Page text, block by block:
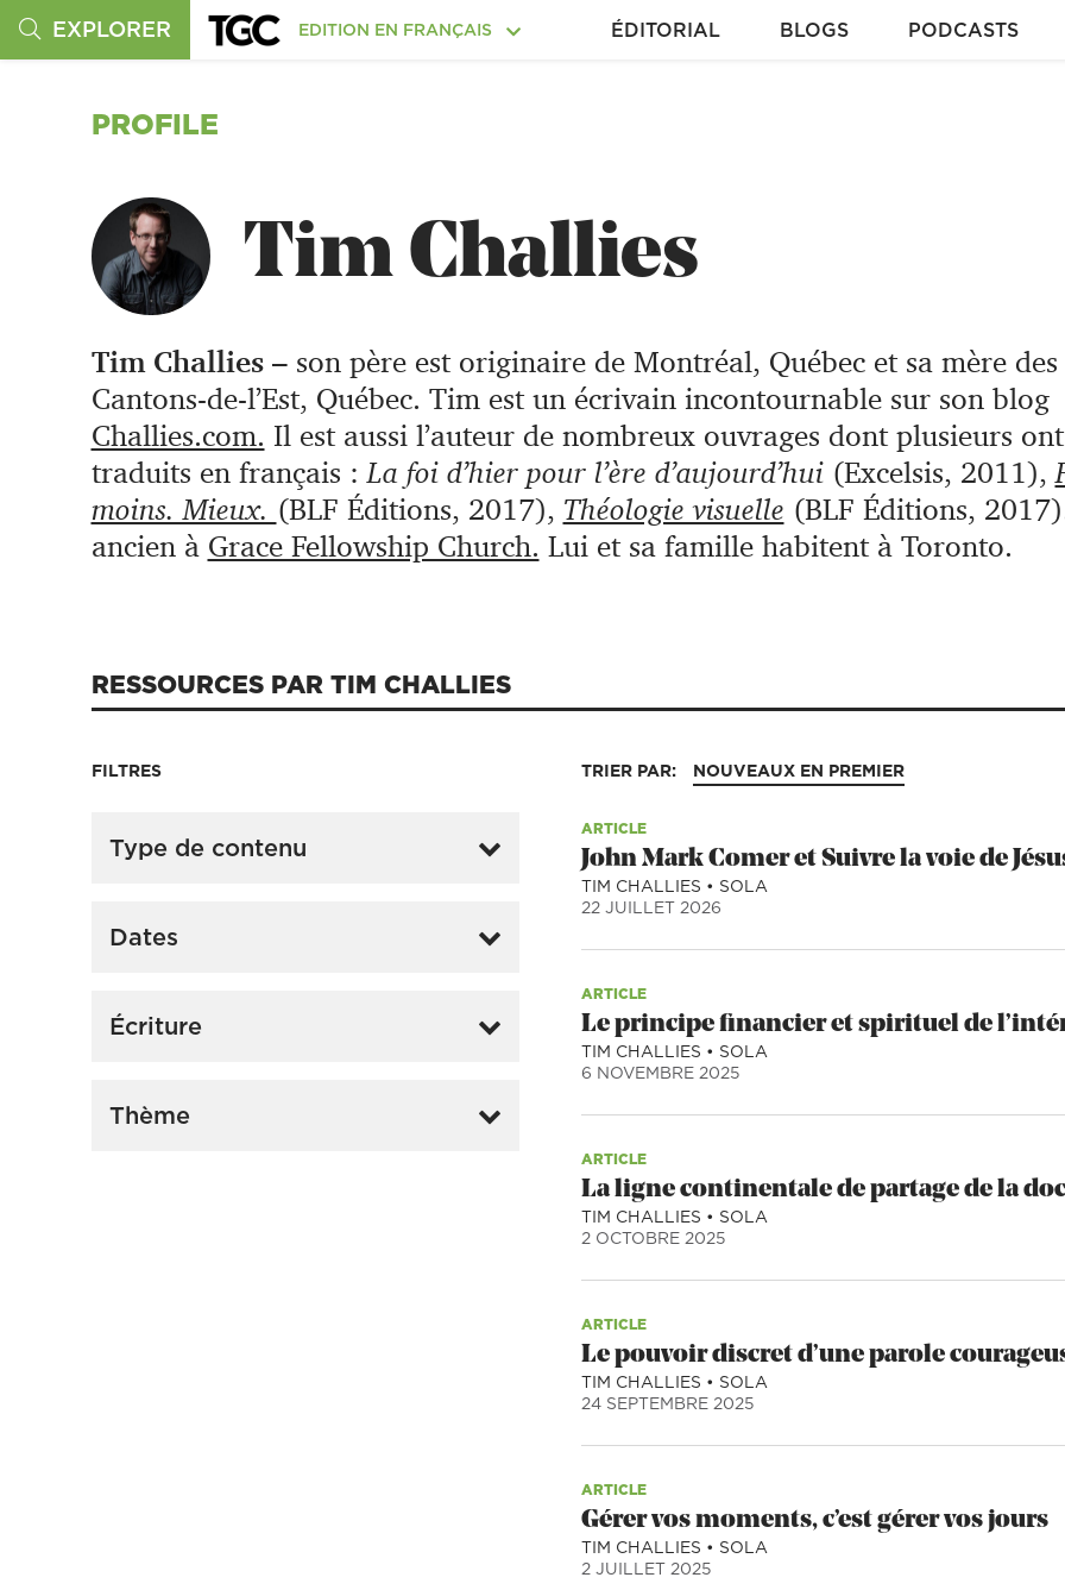
EXPLORER EDITION EN FRANÇAIS ÉDITORIAL BLOGS PODCASTS
PROFILE
Tim Challies
Tim Challies– son père est originaire de Montréal, Québec et sa mère des
Cantons-de-l’Est, Québec. Tim est un écrivain incontournable sur son blog
Challies.com. Il est aussi l’auteur de nombreux ouvrages dont plusieurs
traduits en français : La foi d’hier pour l’ère d’aujourd’hui (Excelsis, 2011),
moins. Mieux. (BLF Éditions, 2017), Théologie visuelle (BLF Éditions,
ancien à Grace Fellowship Church. Lui et sa famille habitent à Toronto.
RESSOURCES PAR TIM CHALLIES
FILTRES
Type de contenu
Dates
Écriture
Thème
TRIER PAR: NOUVEAUX EN PREMIER
ARTICLE
John Mark Comer et Suivre la voie de
TIM CHALLIES • SOLA
22 JUILLET 2026
ARTICLE
Le principe financier et spirituel de
TIM CHALLIES • SOLA
6 NOVEMBRE 2025
ARTICLE
La ligne continentale de partage de la
TIM CHALLIES • SOLA
2 OCTOBRE 2025
ARTICLE
Le pouvoir discret d’une parole
TIM CHALLIES • SOLA
24 SEPTEMBRE 2025
ARTICLE
Gérer vos moments, c’est gérer vos jours
TIM CHALLIES • SOLA
2 JUILLET 2025